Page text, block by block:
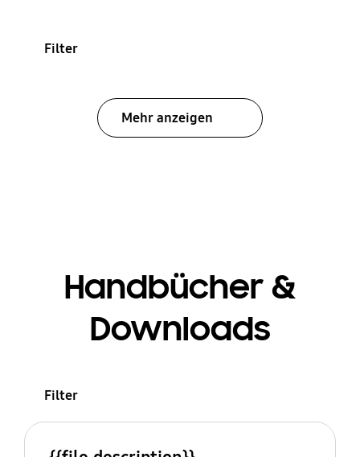
Filter
Mehr anzeigen
Handbücher &
Downloads
Filter